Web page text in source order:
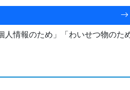
人情報のため」「わいせつ物の